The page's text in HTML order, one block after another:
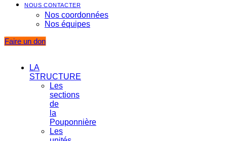
NOUS CONTACTER
Nos coordonnées
Nos équipes
Faire un don
LA
STRUCTURE
Les
sections
de
la
Pouponnière
Les